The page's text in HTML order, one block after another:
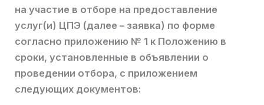
на участие в отборе на предоставление
услуг(и) ЦПЭ (далее – заявка) по форме
согласно приложению № 1 к Положению в
сроки, установленные в объявлении о
проведении отбора, с приложением
следующих документов: